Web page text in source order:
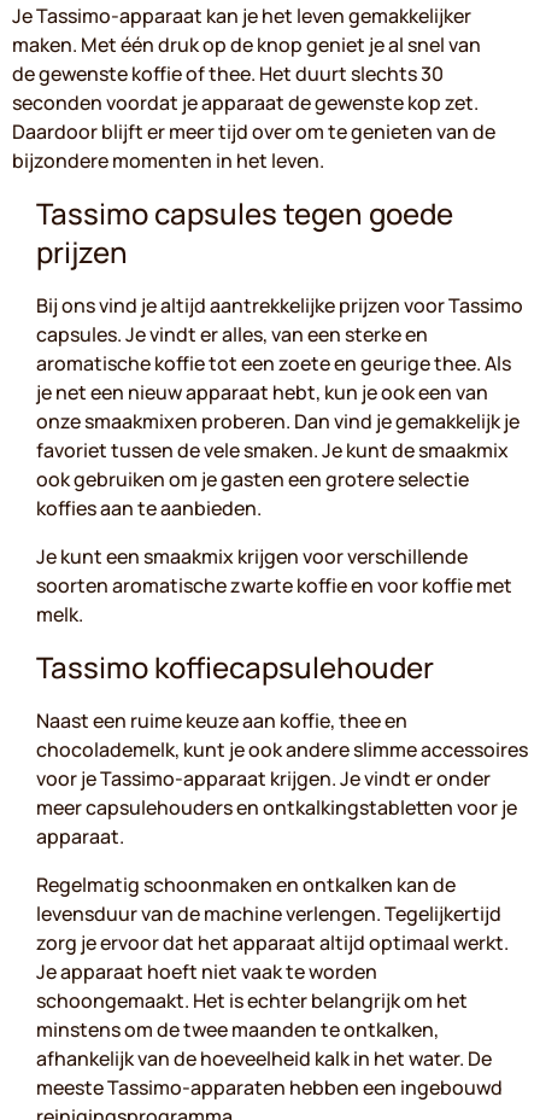
Je Tassimo-apparaat kan je het leven gemakkelijker
maken. Met één druk op de knop geniet je al snel van
de gewenste koffie of thee. Het duurt slechts 30
seconden voordat je apparaat de gewenste kop zet.
Daardoor blijft er meer tijd over om te genieten van de
bijzondere momenten in het leven.
Tassimo capsules tegen goede
prijzen
Bij ons vind je altijd aantrekkelijke prijzen voor Tassimo
capsules. Je vindt er alles, van een sterke en
aromatische koffie tot een zoete en geurige thee. Als
je net een nieuw apparaat hebt, kun je ook een van
onze smaakmixen proberen. Dan vind je gemakkelijk je
favoriet tussen de vele smaken. Je kunt de smaakmix
ook gebruiken om je gasten een grotere selectie
koffies aan te aanbieden.
Je kunt een smaakmix krijgen voor verschillende
soorten aromatische zwarte koffie en voor koffie met
melk.
Tassimo koffiecapsulehouder
Naast een ruime keuze aan koffie, thee en
chocolademelk, kunt je ook andere slimme accessoires
voor je Tassimo-apparaat krijgen. Je vindt er onder
meer capsulehouders en ontkalkingstabletten voor je
apparaat.
Regelmatig schoonmaken en ontkalken kan de
levensduur van de machine verlengen. Tegelijkertijd
zorg je ervoor dat het apparaat altijd optimaal werkt.
Je apparaat hoeft niet vaak te worden
schoongemaakt. Het is echter belangrijk om het
minstens om de twee maanden te ontkalken,
afhankelijk van de hoeveelheid kalk in het water. De
meeste Tassimo-apparaten hebben een ingebouwd